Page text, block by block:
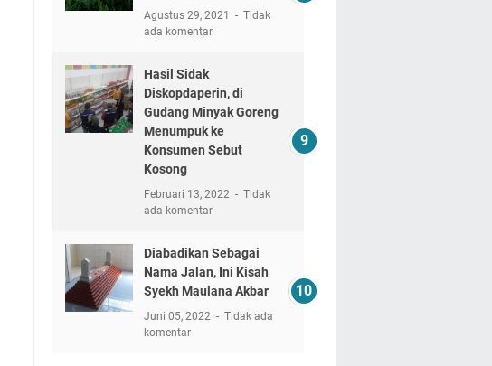
Agustus 29, 2021
Tidak
ada komentar
Hasil Sidak
Diskopdaperin, di
Gudang Minyak Goreng
Menumpuk ke
Konsumen Sebut
Kosong
Februari 13, 2022
Tidak
ada komentar
Diabadikan Sebagai
Nama Jalan, Ini Kisah
Syekh Maulana Akbar
Juni 05, 2022
Tidak ada
komentar